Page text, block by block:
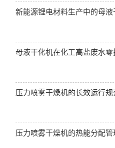
新能源锂电材料生产中的母
母液干化机在化工高盐废水
压力喷雾干燥机的长效运行规
压力喷雾干燥机的热能分配